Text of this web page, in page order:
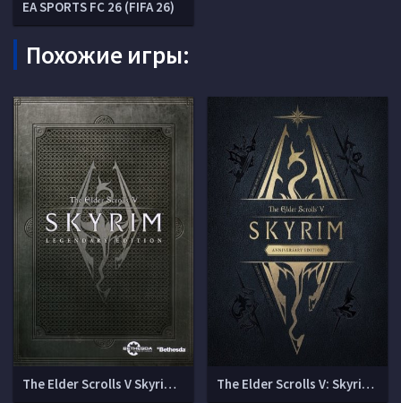
EA SPORTS FC 26 (FIFA 26)
Похожие игры:
The Elder Scrolls V Skyrim - Legendary Edition [v1.9.32.0.8] The Elder Scrolls V: Skyrim - Anniversary Edition (v 1.6.1170.0.8 + DLCs + Mods)